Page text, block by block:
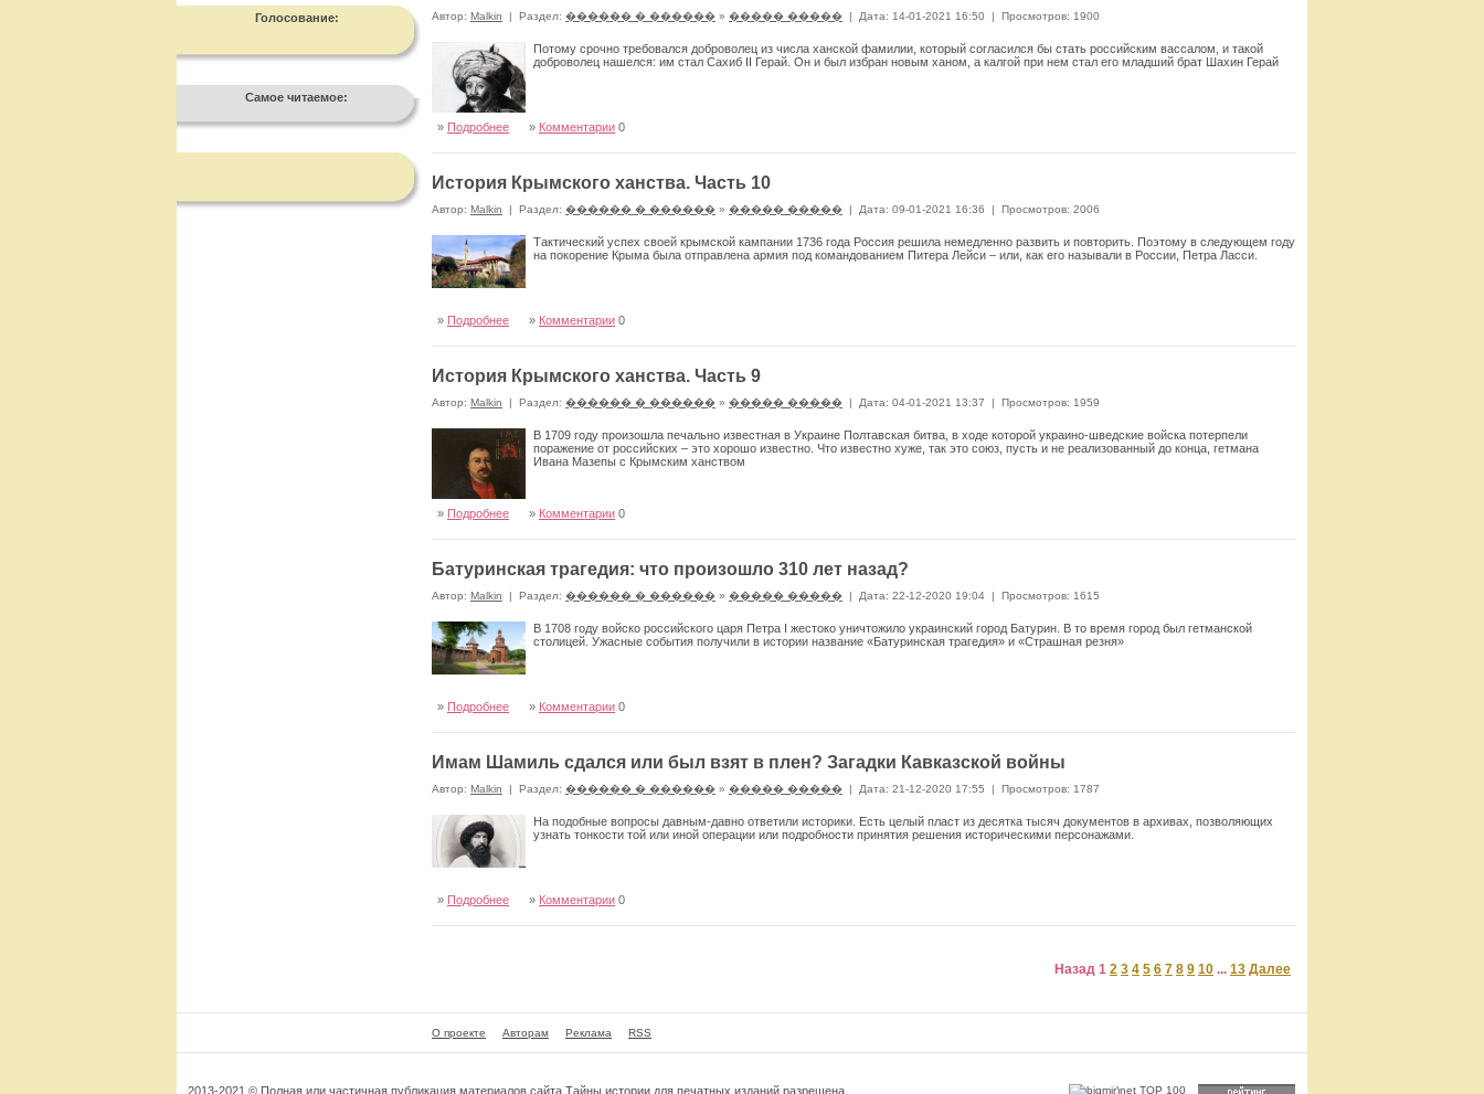
Голосование:
Самое читаемое:
Автор: Malkin | Раздел: ������ � ������ » ����� ����� | Дата: 14-01-2021 16:50 | Просмотров: 1900
Потому срочно требовался доброволец из числа ханской фамилии, который согласился бы стать российским вассалом, и такой
доброволец нашелся: им стал Сахиб II Герай. Он и был избран новым ханом, а калгой при нем стал его младший брат Шахин Герай
» Подробнее » Комментарии 0
История Крымского ханства. Часть 10
Автор: Malkin | Раздел: ������ � ������ » ����� ����� | Дата: 09-01-2021 16:36 | Просмотров: 2006
Тактический успех своей крымской кампании 1736 года Россия решила немедленно развить и повторить. Поэтому в следующем году
на покорение Крыма была отправлена армия под командованием Питера Лейси – или, как его называли в России, Петра Ласси.
» Подробнее » Комментарии 0
История Крымского ханства. Часть 9
Автор: Malkin | Раздел: ������ � ������ » ����� ����� | Дата: 04-01-2021 13:37 | Просмотров: 1959
В 1709 году произошла печально известная в Украине Полтавская битва, в ходе которой украино-шведские войска потерпели
поражение от российских – это хорошо известно. Что известно хуже, так это союз, пусть и не реализованный до конца, гетмана
Ивана Мазепы с Крымским ханством
» Подробнее » Комментарии 0
Батуринская трагедия: что произошло 310 лет назад?
Автор: Malkin | Раздел: ������ � ������ » ����� ����� | Дата: 22-12-2020 19:04 | Просмотров: 1615
В 1708 году войско российского царя Петра I жестоко уничтожило украинский город Батурин. В то время город был гетманской
столицей. Ужасные события получили в истории название «Батуринская трагедия» и «Страшная резня»
» Подробнее » Комментарии 0
Имам Шамиль сдался или был взят в плен? Загадки Кавказской войны
Автор: Malkin | Раздел: ������ � ������ » ����� ����� | Дата: 21-12-2020 17:55 | Просмотров: 1787
На подобные вопросы давным-давно ответили историки. Есть целый пласт из десятка тысяч документов в архивах, позволяющих
узнать тонкости той или иной операции или подробности принятия решения историческими персонажами.
» Подробнее » Комментарии 0
Назад 1 2 3 4 5 6 7 8 9 10 ... 13 Далее
О проекте Авторам Реклама RSS
2013-2021 © Полная или частичная публикация материалов сайта Тайны истории для печатных изданий разрешена